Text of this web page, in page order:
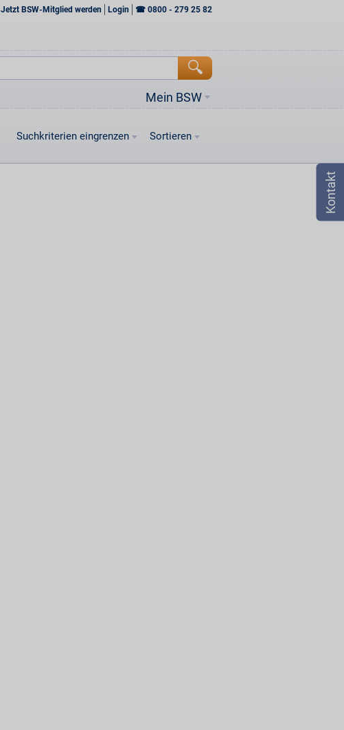
Jetzt BSW-Mitglied werden Login ☎ 0800 - 279 25 82
Mein BSW
Suchkriterien eingrenzen Sortieren